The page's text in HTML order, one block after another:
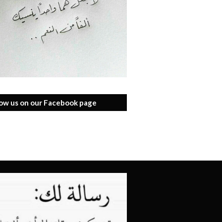
us on our Facebook page